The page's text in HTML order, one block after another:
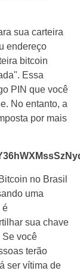
sua carteira
endereço
bitcoin
Essa
PIN que você
No entanto, a
por mais
no Brasil
uma
é
sua chave
Se você
terão
ser vítima de